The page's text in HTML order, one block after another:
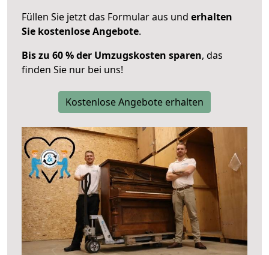
Füllen Sie jetzt das Formular aus und erhalten
Sie kostenlose Angebote.
Bis zu 60 % der Umzugskosten sparen, das
finden Sie nur bei uns!
Kostenlose Angebote erhalten